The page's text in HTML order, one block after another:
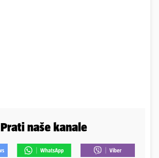
Prati naše kanale